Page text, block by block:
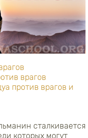
врагов
против врагов и
сталкивается
которых могут